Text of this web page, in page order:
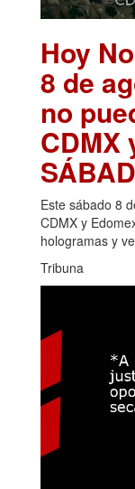
Hoy
8 de
no
CDMX
Este sábado 8
CDMX y
hologramas y
Tribuna